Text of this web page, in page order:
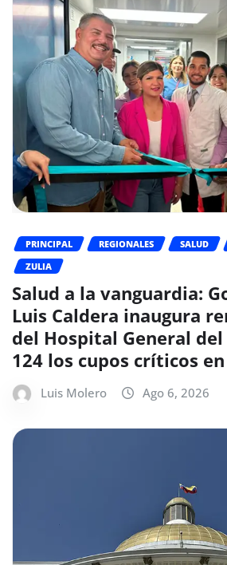
PRINCIPAL REGIONALES SALUD
ZULIA
Salud a la vanguardia:
Luis Caldera inaugura
del Hospital General del
124 los cupos críticos
Luis Molero Ago 6, 2026